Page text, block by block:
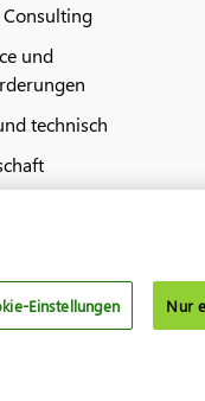
und
technisch
Einstellungen Nur